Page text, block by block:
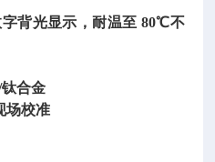
背光显示，耐温至 80℃不
合金
场校准